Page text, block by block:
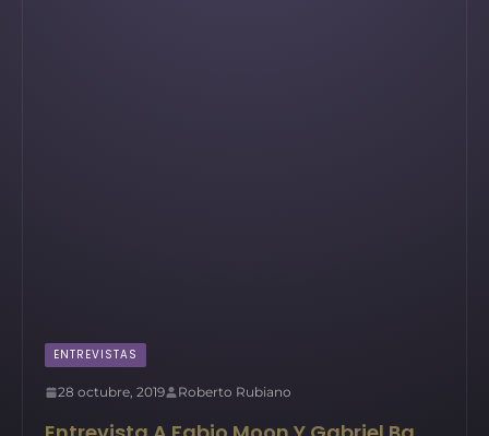
ENTREVISTAS
28 octubre, 2019 Roberto Rubiano